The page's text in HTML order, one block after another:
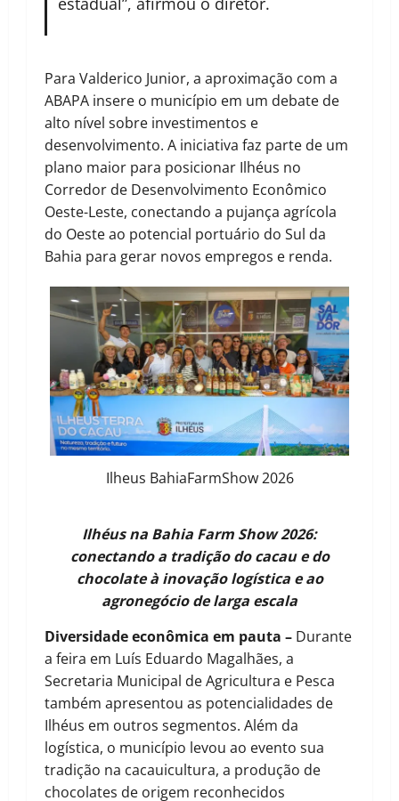
Para Valderico Junior, a aproximação com a
ABAPA insere o município em um debate de
alto nível sobre investimentos e
desenvolvimento. A iniciativa faz parte de um
plano maior para posicionar Ilhéus no
Corredor de Desenvolvimento Econômico
Oeste-Leste, conectando a pujança agrícola
do Oeste ao potencial portuário do Sul da
Bahia para gerar novos empregos e renda.
Ilheus BahiaFarmShow 2026
Ilhéus na Bahia Farm Show 2026:
conectando a tradição do cacau e do
chocolate à inovação logística e ao
agronegócio de larga escala
Diversidade econômica em pauta – Durante
a feira em Luís Eduardo Magalhães, a
Secretaria Municipal de Agricultura e Pesca
também apresentou as potencialidades de
Ilhéus em outros segmentos. Além da
logística, o município levou ao evento sua
tradição na cacauicultura, a produção de
chocolates de origem reconhecidos